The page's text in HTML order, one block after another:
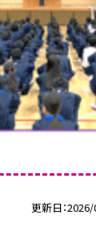
更新日